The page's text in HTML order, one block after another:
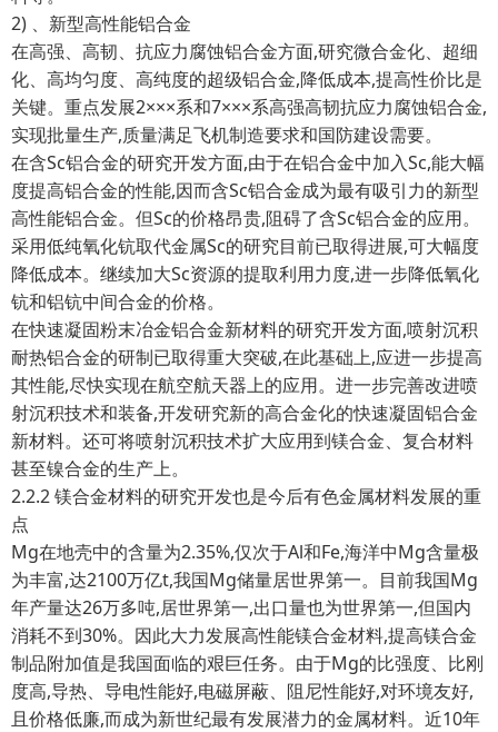
2) 、新型高性能铝合金
在高强、高韧、抗应力腐蚀铝合金方面,研究微合金化、超细
化、高均匀度、高纯度的超级铝合金,降低成本,提高性价比是
关键。重点发展2×××系和7×××系高强高韧抗应力腐蚀铝合金,
实现批量生产,质量满足飞机制造要求和国防建设需要。
在含Sc铝合金的研究开发方面,由于在铝合金中加入Sc,能大幅
度提高铝合金的性能,因而含Sc铝合金成为最有吸引力的新型
高性能铝合金。但Sc的价格昂贵,阻碍了含Sc铝合金的应用。
采用低纯氧化钪取代金属Sc的研究目前已取得进展,可大幅度
降低成本。继续加大Sc资源的提取利用力度,进一步降低氧化
钪和铝钪中间合金的价格。
在快速凝固粉末冶金铝合金新材料的研究开发方面,喷射沉积
耐热铝合金的研制已取得重大突破,在此基础上,应进一步提高
其性能,尽快实现在航空航天器上的应用。进一步完善改进喷
射沉积技术和装备,开发研究新的高合金化的快速凝固铝合金
新材料。还可将喷射沉积技术扩大应用到镁合金、复合材料
甚至镍合金的生产上。
2.2.2 镁合金材料的研究开发也是今后有色金属材料发展的重
点
Mg在地壳中的含量为2.35%,仅次于Al和Fe,海洋中Mg含量极
为丰富,达2100万亿t,我国Mg储量居世界第一。目前我国Mg
年产量达26万多吨,居世界第一,出口量也为世界第一,但国内
消耗不到30%。因此大力发展高性能镁合金材料,提高镁合金
制品附加值是我国面临的艰巨任务。由于Mg的比强度、比刚
度高,导热、导电性能好,电磁屏蔽、阻尼性能好,对环境友好,
且价格低廉,而成为新世纪最有发展潜力的金属材料。近10年